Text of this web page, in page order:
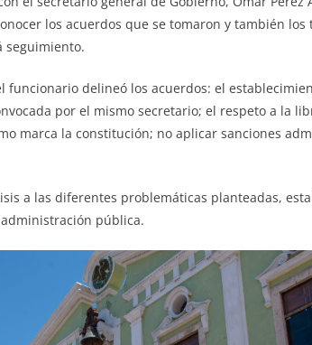
los acuerdos que se tomaron y también los
seguimiento.
funcionario delineó los acuerdos: el
por el mismo secretario; el respeto a la
marca la constitución; no aplicar sanciones
a las diferentes problemáticas planteadas,
pública.